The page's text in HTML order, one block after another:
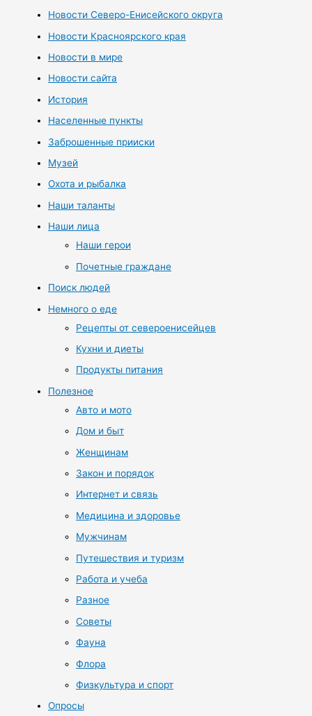
Новости Северо-Енисейского округа
Новости Красноярского края
Новости в мире
Новости сайта
История
Населенные пункты
Заброшенные прииски
Музей
Охота и рыбалка
Наши таланты
Наши лица
Наши герои
Почетные граждане
Поиск людей
Немного о еде
Рецепты от североенисейцев
Кухни и диеты
Продукты питания
Полезное
Авто и мото
Дом и быт
Женщинам
Закон и порядок
Интернет и связь
Медицина и здоровье
Мужчинам
Путешествия и туризм
Работа и учеба
Разное
Советы
Фауна
Флора
Физкультура и спорт
Опросы